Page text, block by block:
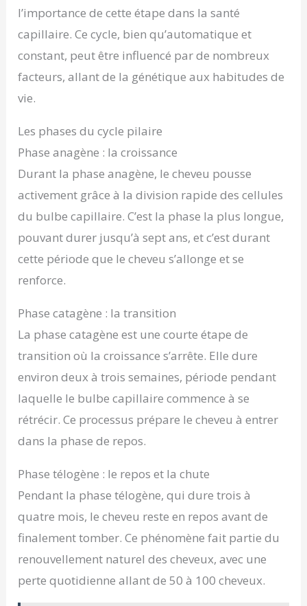
l’importance de cette étape dans la santé
capillaire. Ce cycle, bien qu’automatique et
constant, peut être influencé par de nombreux
facteurs, allant de la génétique aux habitudes de
vie.
Les phases du cycle pilaire
Phase anagène : la croissance
Durant la phase anagène, le cheveu pousse
activement grâce à la division rapide des cellules
du bulbe capillaire. C’est la phase la plus longue,
pouvant durer jusqu’à sept ans, et c’est durant
cette période que le cheveu s’allonge et se
renforce.
Phase catagène : la transition
La phase catagène est une courte étape de
transition où la croissance s’arrête. Elle dure
environ deux à trois semaines, période pendant
laquelle le bulbe capillaire commence à se
rétrécir. Ce processus prépare le cheveu à entrer
dans la phase de repos.
Phase télogène : le repos et la chute
Pendant la phase télogène, qui dure trois à
quatre mois, le cheveu reste en repos avant de
finalement tomber. Ce phénomène fait partie du
renouvellement naturel des cheveux, avec une
perte quotidienne allant de 50 à 100 cheveux.